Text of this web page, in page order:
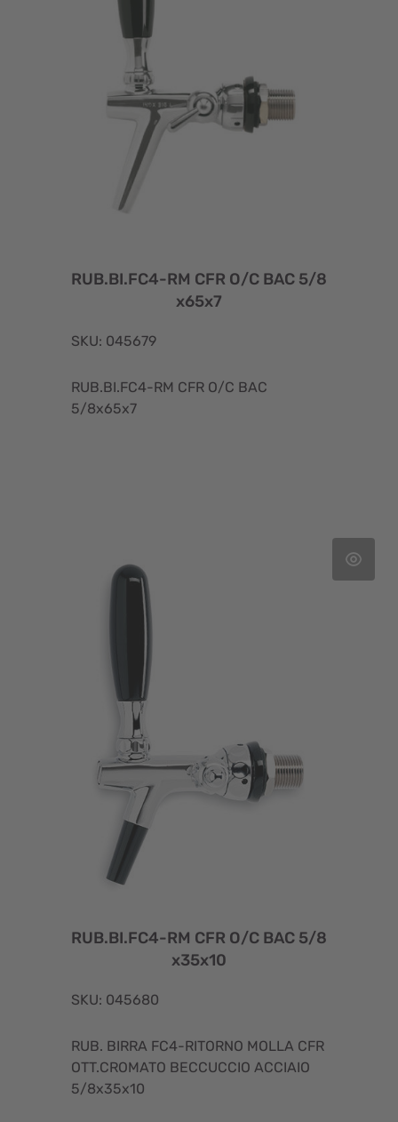
RUB.BI.FC4-RM CFR O/C BAC 5/8
x65x7
SKU: 045679
RUB.BI.FC4-RM CFR O/C BAC
5/8x65x7
RUB.BI.FC4-RM CFR O/C BAC 5/8
x35x10
SKU: 045680
RUB. BIRRA FC4-RITORNO MOLLA CFR
OTT.CROMATO BECCUCCIO ACCIAIO
5/8x35x10